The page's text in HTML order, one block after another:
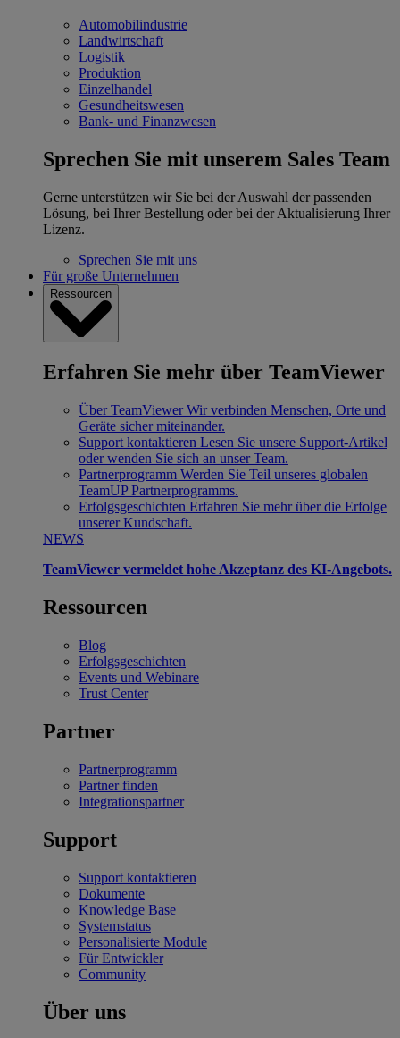
Automobilindustrie
Landwirtschaft
Logistik
Produktion
Einzelhandel
Gesundheitswesen
Bank- und Finanzwesen
Sprechen Sie mit unserem Sales Team
Gerne unterstützen wir Sie bei der Auswahl der passenden
Lösung, bei Ihrer Bestellung oder bei der Aktualisierung Ihrer
Lizenz.
Sprechen Sie mit uns
Für große Unternehmen
Ressourcen
Erfahren Sie mehr über TeamViewer
Über TeamViewer Wir verbinden Menschen, Orte und
Geräte sicher miteinander.
Support kontaktieren Lesen Sie unsere Support-Artikel
oder wenden Sie sich an unser Team.
Partnerprogramm Werden Sie Teil unseres globalen
TeamUP Partnerprogramms.
Erfolgsgeschichten Erfahren Sie mehr über die Erfolge
unserer Kundschaft.
NEWS
TeamViewer vermeldet hohe Akzeptanz des KI-Angebots.
Ressourcen
Blog
Erfolgsgeschichten
Events und Webinare
Trust Center
Partner
Partnerprogramm
Partner finden
Integrationspartner
Support
Support kontaktieren
Dokumente
Knowledge Base
Systemstatus
Personalisierte Module
Für Entwickler
Community
Über uns